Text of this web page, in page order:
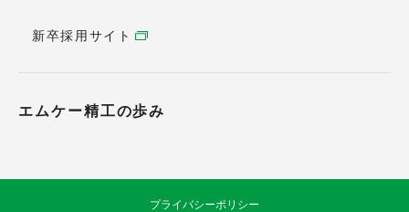
新卒採用サイト
エムケー精工の歩み
プライバシーポリシー